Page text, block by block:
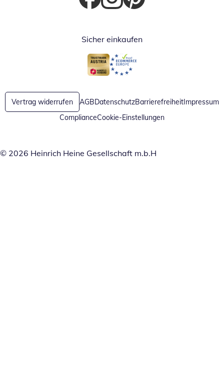
Öffnet in neuem Fenster
Öffnet in neuem Fenster
Öffnet in neuem Fenster
Sicher einkaufen
Öffnet in neuem Fenster
Öffnet in neuem Fenster
Vertrag widerrufen AGBDatenschutzBarrierefreiheitImpressum
ComplianceCookie-Einstellungen
© 2026 Heinrich Heine Gesellschaft m.b.H